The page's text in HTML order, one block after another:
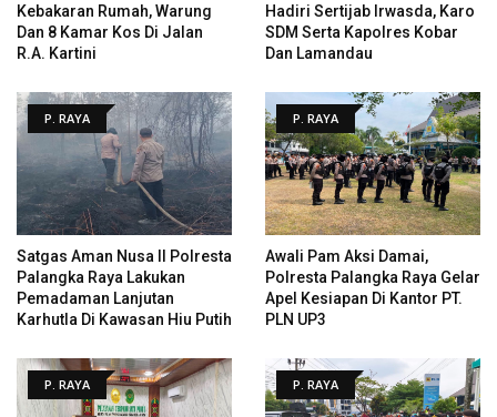
Kebakaran Rumah, Warung
Dan 8 Kamar Kos Di Jalan
R.A. Kartini
Hadiri Sertijab Irwasda, Karo
SDM Serta Kapolres Kobar
Dan Lamandau
P. RAYA
Satgas Aman Nusa II Polresta
Palangka Raya Lakukan
Pemadaman Lanjutan
Karhutla Di Kawasan Hiu Putih
P. RAYA
Awali Pam Aksi Damai,
Polresta Palangka Raya Gelar
Apel Kesiapan Di Kantor PT.
PLN UP3
P. RAYA P. RAYA